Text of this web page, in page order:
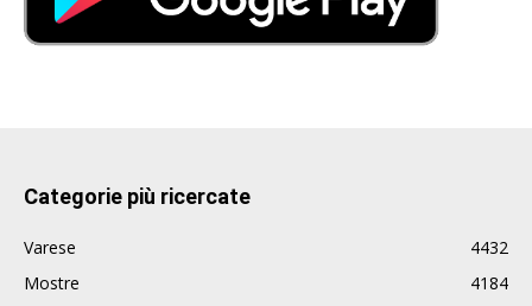
Categorie più ricercate
Varese
4432
Mostre
4184